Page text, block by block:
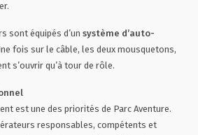
sont équipés d’un système d’auto-
fois sur le câble, les deux mousquetons,
s’ouvrir qu’à tour de rôle.
est une des priorités de Parc Aventure.
responsables, compétents et